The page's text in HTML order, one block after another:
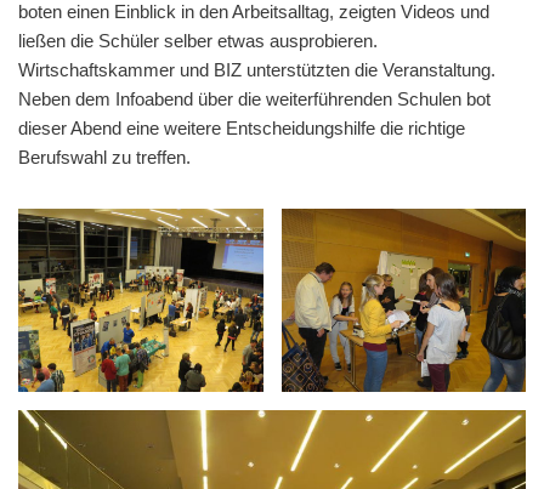
boten einen Einblick in den Arbeitsalltag, zeigten Videos und
ließen die Schüler selber etwas ausprobieren.
Wirtschaftskammer und BIZ unterstützten die Veranstaltung.
Neben dem Infoabend über die weiterführenden Schulen bot
dieser Abend eine weitere Entscheidungshilfe die richtige
Berufswahl zu treffen.